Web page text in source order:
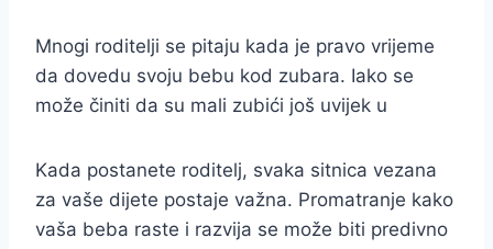
Mnogi roditelji se pitaju kada je pravo vrijeme
da dovedu svoju bebu kod zubara. Iako se
može činiti da su mali zubići još uvijek u
Kada postanete roditelj, svaka sitnica vezana
za vaše dijete postaje važna. Promatranje kako
vaša beba raste i razvija se može biti predivno